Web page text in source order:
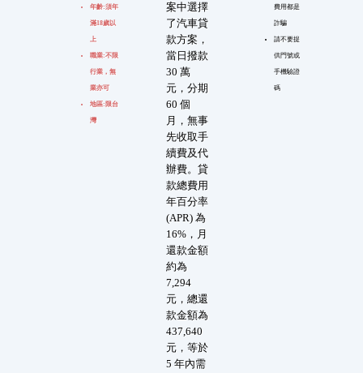
年齡:須年
滿18歲以
上
職業:不限
行業，無
業亦可
地區:限台
灣
案中選擇
了汽車貸
款方案，
當日撥款
30 萬
元，分期
60 個
月，無事
先收取手
續費及代
辦費。貸
款總費用
年百分率
(APR) 為
16%，月
還款金額
約為
7,294
元，總還
款金額為
437,640
元，等於
5 年內需
費用都是
詐騙
請不要提
供門號或
手機驗證
碼